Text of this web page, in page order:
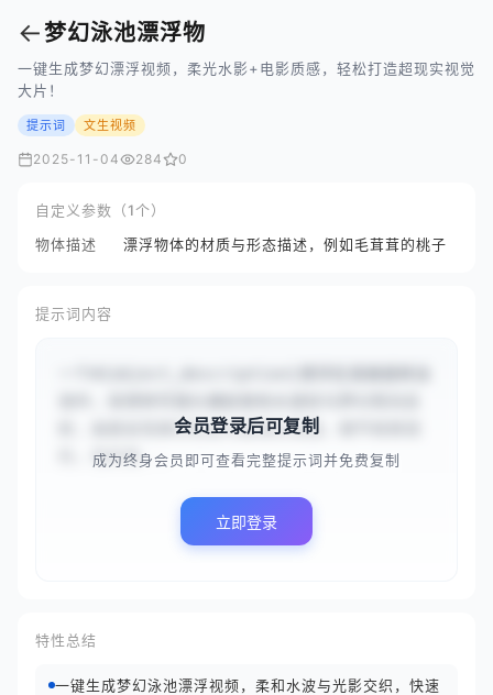
←梦幻泳池漂浮物
一键生成梦幻漂浮视频，柔光水影+电影质感，轻松打造超现实视觉
大片！
提示词 文生视频
2025-11-04 284 0
自定义参数（1个）
物体描述
漂浮物体的材质与形态描述，例如毛茸茸的桃子
提示词内容
射，画面呈现柔和色调与超现实氛围。细节极致锐
利，色彩饱...
会员登录后可复制
成为终身会员即可查看完整提示词并免费复制
立即登录
特性总结
一键生成梦幻泳池漂浮视频，柔和水波与光影交织，快速